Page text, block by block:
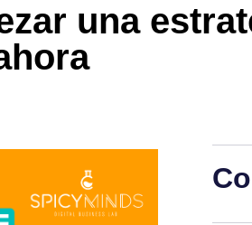
una